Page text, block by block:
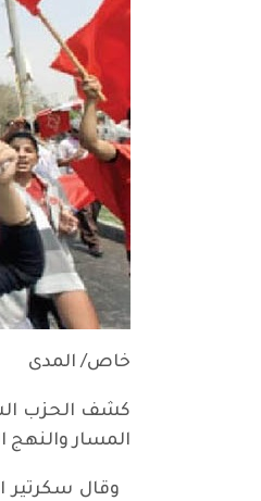
خاص/ المدى
كشف الحزب
المسار والنهج
وقال سكرتير